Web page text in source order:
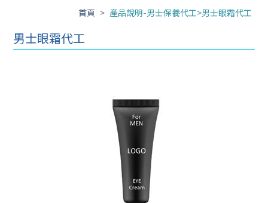
首頁 > 產品說明-男士保養代工>男士眼霜代工
男士眼霜代工